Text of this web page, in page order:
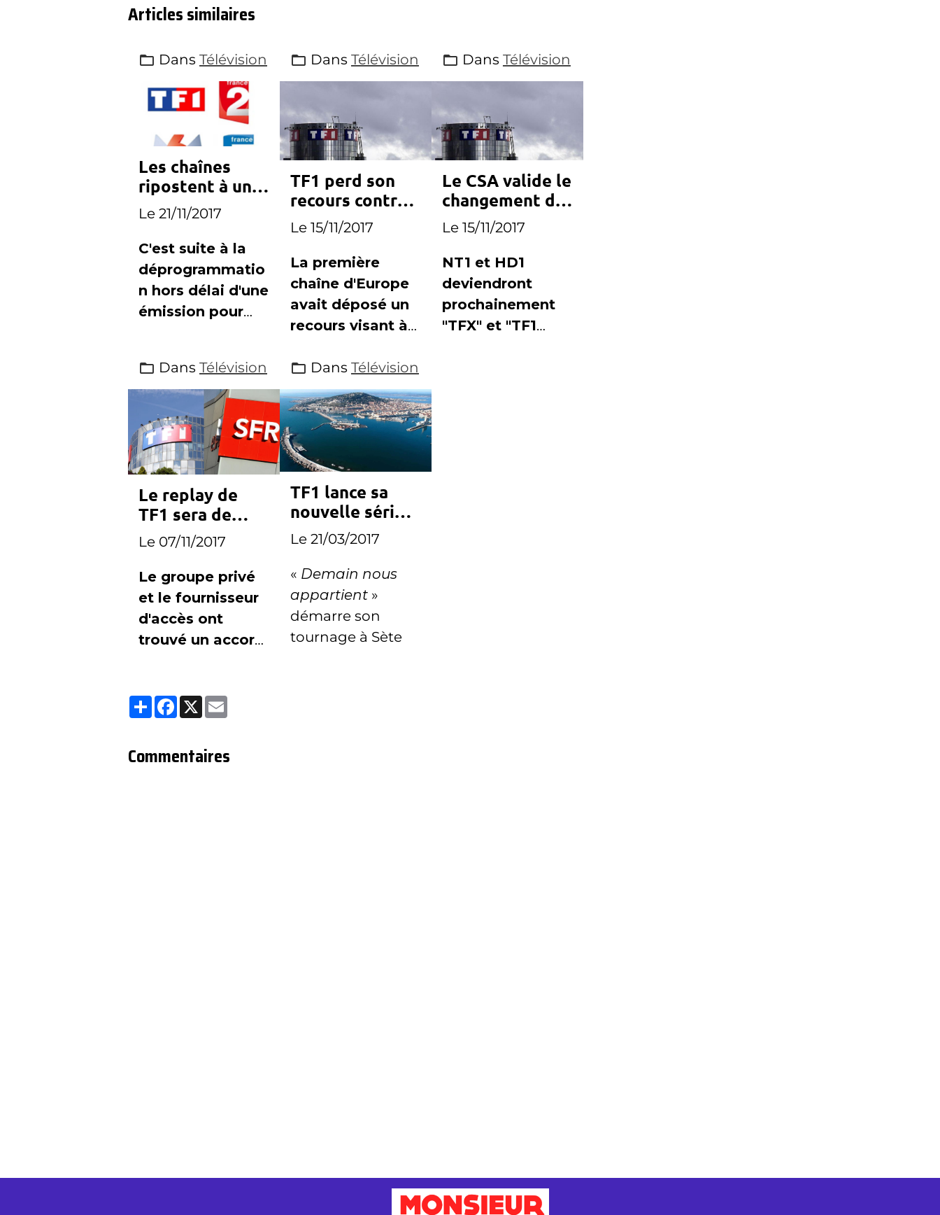
Articles similaires
Dans Télévision
Les chaînes
ripostent à une
programmation
imprévue de
Canal+
Le 21/11/2017
C'est suite à la
déprogrammatio
n hors délai d'une
émission pour
que Canal+ s'est
attiré les foudres
des chaînes
concurrentes
Dans Télévision
TF1 perd son
recours contre
France Info
Le 15/11/2017
La première
chaîne d'Europe
avait déposé un
recours visant à
décision du CSA
d'attibution d'un
canal TNT à
France Info.
Dans Télévision
Le CSA valide le
changement de
noms de NT1 et
HD1
Le 15/11/2017
NT1 et HD1
deviendront
prochainement
"TFX" et "TF1
Dans Télévision
Le replay de
TF1 sera de
retour dès
demain sur SFR
Le 07/11/2017
Le groupe privé
et le fournisseur
d'accès ont
trouvé un accord
service MYTF1
sur le groupe
Dans Télévision
TF1 lance sa
nouvelle série
quotidienne
Le 21/03/2017
« Demain nous
appartient»
démarre son
tournage à Sète
Partager
Facebook
X
Commentaires